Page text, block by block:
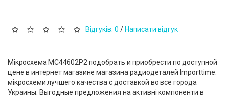
Відгуків: 0 / Написати відгук
Мікросхема MC44602P2 подобрать и приобрести по доступной
цене в интернет магазине магазина радиодеталей Importtime.
мікросхеми лучшего качества с доставкой во все города
Украины. Выгодные предложения на активні компоненти в